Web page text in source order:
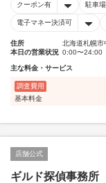
クーポン有 駐車
電子マネー決済可
住所
北海道札幌
本日の営業状況 0:00〜24:00
主な料金・サービス
調査費用
基本料金
店舗公式
ギルド探偵事務所